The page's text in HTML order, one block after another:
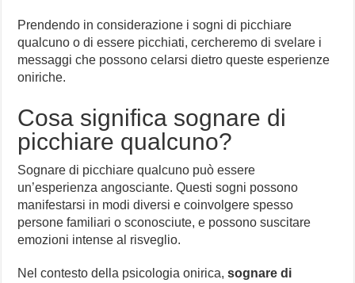
Prendendo in considerazione i sogni di picchiare
qualcuno o di essere picchiati, cercheremo di svelare i
messaggi che possono celarsi dietro queste esperienze
oniriche.
Cosa significa sognare di
picchiare qualcuno?
Sognare di picchiare qualcuno può essere
un’esperienza angosciante. Questi sogni possono
manifestarsi in modi diversi e coinvolgere spesso
persone familiari o sconosciute, e possono suscitare
emozioni intense al risveglio.
Nel contesto della psicologia onirica,sognare di